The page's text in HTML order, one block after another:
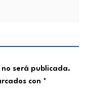
no será publicada.
con *